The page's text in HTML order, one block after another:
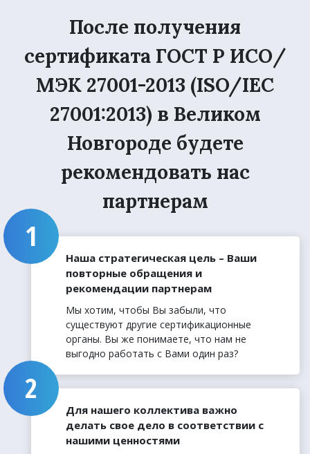
После получения
сертификата ГОСТ Р ИСО/
МЭК 27001-2013 (ISO/IEC
27001:2013) в Великом
Новгороде будете
рекомендовать нас
партнерам
Наша стратегическая цель – Ваши
повторные обращения и
рекомендации партнерам
Мы хотим, чтобы Вы забыли, что
существуют другие сертификационные
органы. Вы же понимаете, что нам не
выгодно работать с Вами один раз?
Для нашего коллектива важно
делать свое дело в соответствии с
нашими ценностями